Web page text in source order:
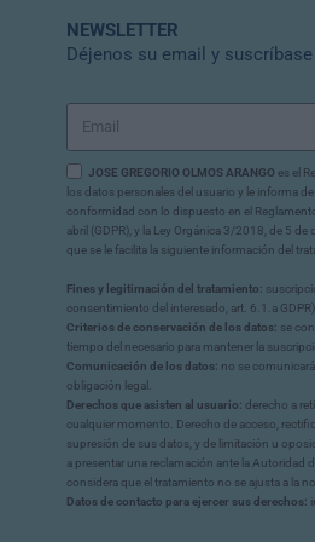
NEWSLETTER
Déjenos su email y
JOSE GREGORIO OLMOS ARANGO es el
los datos personales del usuario y le informa
conformidad con lo dispuesto en el
abril (GDPR), y la Ley Orgánica 3/2018, de 5 de
que se le facilita la siguiente información del
Fines y legitimación del tratamiento:
consentimiento del interesado, art. 6.1.a
Criterios de conservación de los datos: se
tiempo del necesario para mantener la
Comunicación de los datos: no se
obligación legal.
Derechos que asisten al usuario: derecho a
cualquier momento. Derecho de acceso,
supresión de sus datos, y de limitación u
a presentar una reclamación ante la Autoridad
considera que el tratamiento no se ajusta a la
Datos de contacto para ejercer sus derechos: